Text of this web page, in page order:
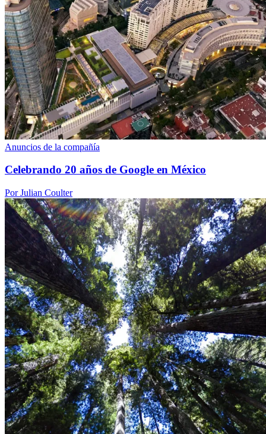
Anuncios de la compañía
Celebrando 20 años de Google en México
Por Julian Coulter